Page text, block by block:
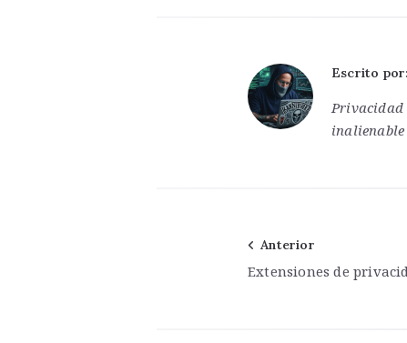
Escrito por:
Privacidad
inalienable
Navegación
de
Anterior
Extensiones de